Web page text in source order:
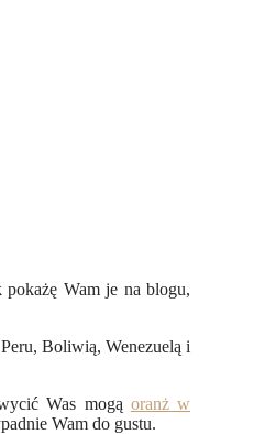
pokażę Wam je na blogu,
Boliwią, Wenezuelą i
Was mogą oranż w
Wam do gustu.